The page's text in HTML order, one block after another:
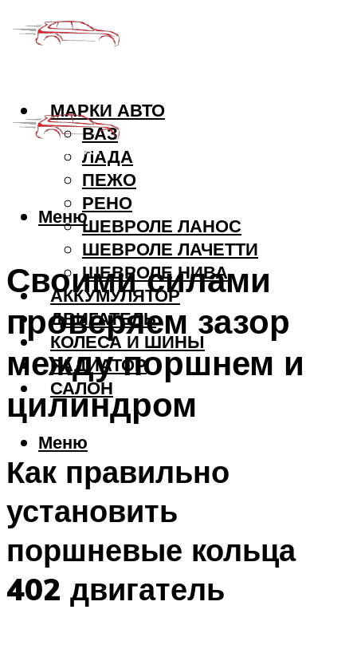
МАРКИ АВТО
ВАЗ
ЛАДА
ПЕЖО
РЕНО
ШЕВРОЛЕ ЛАНОС
ШЕВРОЛЕ ЛАЧЕТТИ
ШЕВРОЛЕ НИВА
АККУМУЛЯТОР
ДВИГАТЕЛЬ
КОЛЕСА И ШИНЫ
РАДИАТОР
САЛОН
Меню
Меню
Своими силами
проверяем зазор
между поршнем и
цилиндром
Как правильно
установить
поршневые кольца
402 двигатель